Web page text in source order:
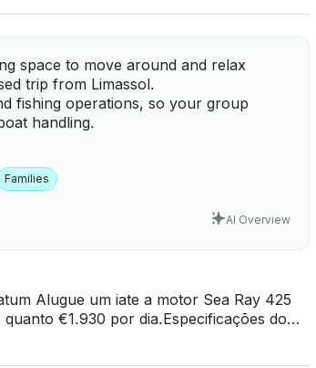
space to move around and relax
trip from Limassol.
fishing operations, so your group
handling.
Families
AI Overview
425
do